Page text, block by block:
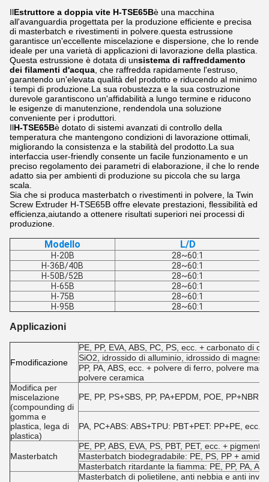
IlEstruttore a doppia vite H-TSE65Bè una macchina
all'avanguardia progettata per la produzione efficiente e precisa
di masterbatch e rivestimenti in polvere.questa estrussione
garantisce un'eccellente miscelazione e dispersione, che lo rende
ideale per una varietà di applicazioni di lavorazione della plastica.
Questa estrussione è dotata di unsistema di raffreddamento
dei filamenti d'acqua , che raffredda rapidamente l'estruso,
garantendo un'elevata qualità del prodotto e riducendo al minimo
i tempi di produzione.La sua robustezza e la sua costruzione
durevole garantiscono un'affidabilità a lungo termine e riducono
le esigenze di manutenzione, rendendola una soluzione
conveniente per i produttori.
IlH-TSE65Bè dotato di sistemi avanzati di controllo della
temperatura che mantengono condizioni di lavorazione ottimali,
migliorando la consistenza e la stabilità del prodotto.La sua
interfaccia user-friendly consente un facile funzionamento e un
preciso regolamento dei parametri di elaborazione, il che lo rende
adatto sia per ambienti di produzione su piccola che su larga
scala.
Sia che si produca masterbatch o rivestimenti in polvere, la Twin
Screw Extruder H-TSE65B offre elevate prestazioni, flessibilità ed
efficienza,aiutando a ottenere risultati superiori nei processi di
produzione.
Modello L/D
H-20B
28~60:1
H-36B/40B
28~60:1
H-50B/52B
28~60:1
H-65B
28~60:1
H-75B
28~60:1
H-95B
28~60:1
Applicazioni
Fmodificazione
PE, PP, EVA, ABS, PC, PS, ecc. + carbonato di
SiO2, idrossido di alluminio, idrossido di
PP, PA, ABS, ecc. + polvere di ferro, polvere
polvere ceramica
Modifica per
miscelazione
(compounding di
gomma e
plastica, lega di
plastica)
PE, PP, PS+SBS, PP, PA+EPDM, POE, PP+NBR,
PA, PC+ABS: ABS+TPU: PBT+PET: PP+PE, ecc.
Masterbatch
PE, PP, ABS, EVA, PS, PBT, PET, ecc. + pigmenti
Masterbatch biodegradabile: PE, PS, PP +
Masterbatch ritardante la fiamma: PE, PP, PA,
Masterbatch di polietilene, anti nebbia e anti